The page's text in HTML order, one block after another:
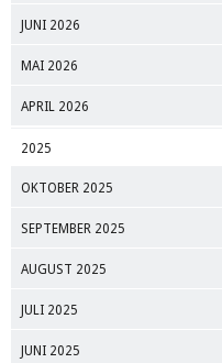
JUNI 2026
MAI 2026
APRIL 2026
2025
OKTOBER 2025
SEPTEMBER 2025
AUGUST 2025
JULI 2025
JUNI 2025